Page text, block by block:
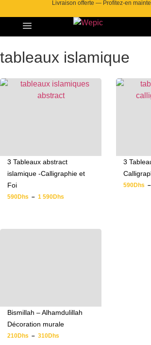
Livraison offerte — Profitez-en
tableaux islamique
3 Tableaux abstract
islamique -Calligraphie et
Foi
590Dhs – 1 590Dhs
3
590Dhs –
Bismillah – Alhamdulillah
Décoration murale
210Dhs – 310Dhs